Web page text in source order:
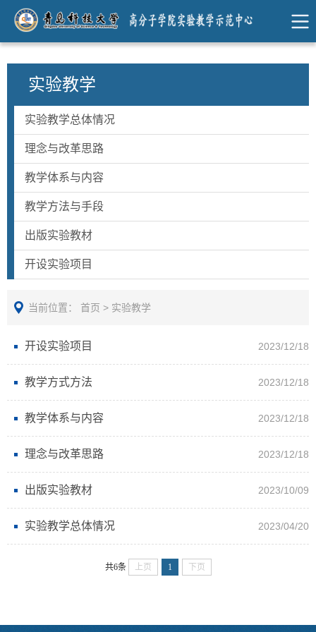
实验教学
实验教学总体情况
理念与改革思路
教学体系与内容
教学方法与手段
出版实验教材
开设实验项目
当前位置： 首页 > 实验教学
开设实验项目 2023/12/18
教学方式方法 2023/12/18
教学体系与内容 2023/12/18
理念与改革思路 2023/12/18
出版实验教材 2023/10/09
实验教学总体情况 2023/04/20
共6条 上页 1 下页